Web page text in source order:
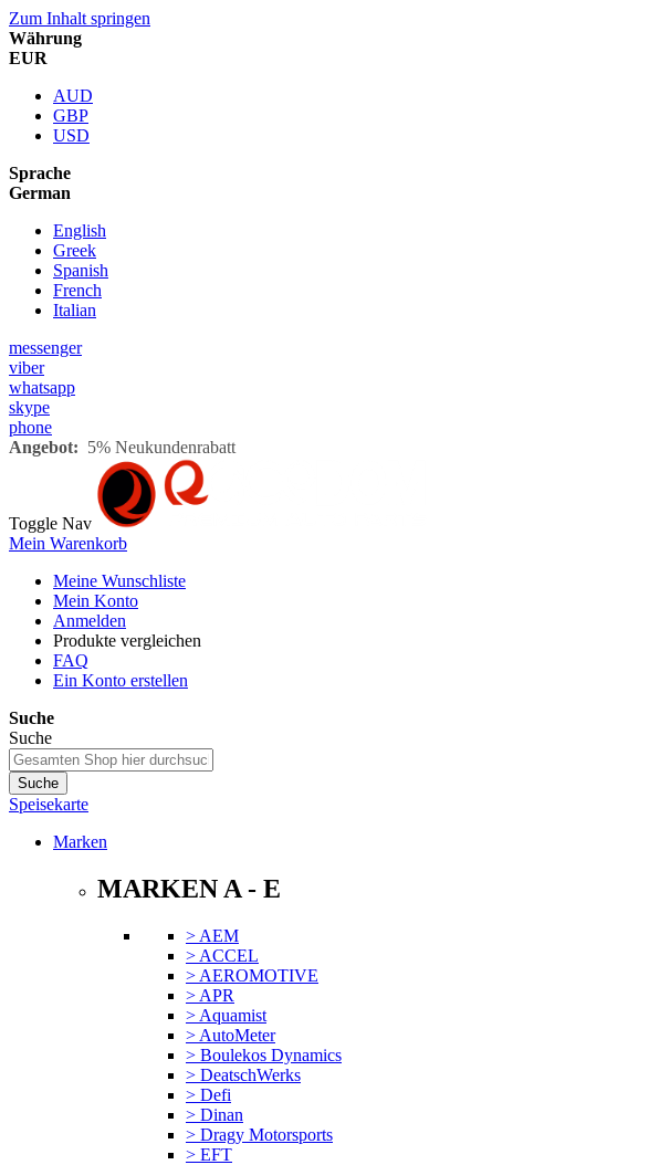
Zum Inhalt springen
Währung
EUR
AUD
GBP
USD
Sprache
German
English
Greek
Spanish
French
Italian
messenger
viber
whatsapp
skype
phone
Angebot: 5% Neukundenrabatt
Toggle Nav
Mein Warenkorb
Meine Wunschliste
Mein Konto
Anmelden
Produkte vergleichen
FAQ
Ein Konto erstellen
Suche
Suche
Suche
Speisekarte
Marken
MARKEN A - E
> AEM
> ACCEL
> AEROMOTIVE
> APR
> Aquamist
> AutoMeter
> Boulekos Dynamics
> DeatschWerks
> Defi
> Dinan
> Dragy Motorsports
> EFT